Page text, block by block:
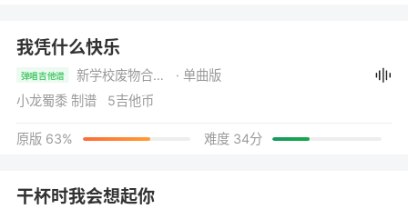
我凭什么快乐
弹唱吉他谱 新学校废物合唱团
· 单曲版
小龙蜀黍 制谱 5吉他币
原版 63% 难度 34分
干杯时我会想起你